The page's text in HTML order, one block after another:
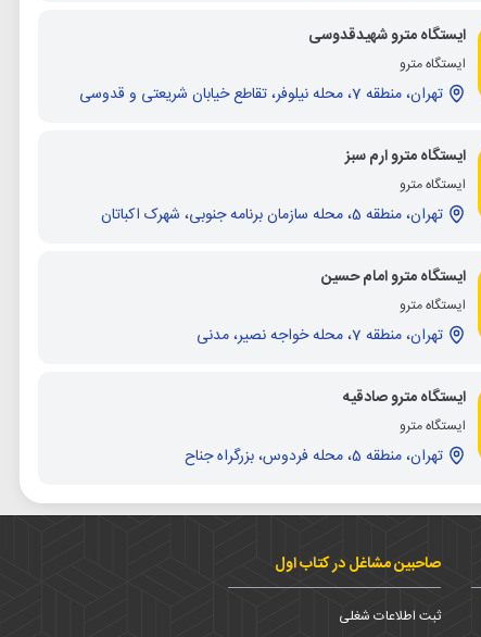
ایستگاه مترو شهیدقدوسی
ایستگاه مترو
تهران، منطقه 7، محله نیلوفر، تقاطع خیابان شریعتی و قدوسی
ایستگاه مترو ارم سبز
ایستگاه مترو
تهران، منطقه 5، محله سازمان برنامه جنوبی، شهرک اکباتان
ایستگاه مترو امام حسین
ایستگاه مترو
تهران، منطقه 7، محله خواجه نصیر، مدنی
ایستگاه مترو صادقیه
ایستگاه مترو
تهران، منطقه 5، محله فردوس، بزرگراه جناح
صاحبین مشاغل در کتاب اول
ثبت اطلاعات شغلی